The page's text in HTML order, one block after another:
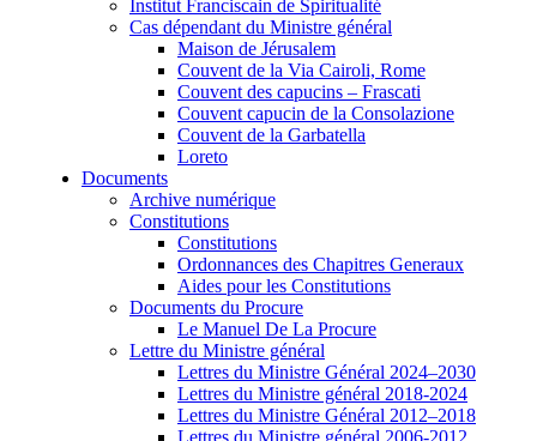
Institut Franciscain de Spiritualité
Cas dépendant du Ministre général
Maison de Jérusalem
Couvent de la Via Cairoli, Rome
Couvent des capucins – Frascati
Couvent capucin de la Consolazione
Couvent de la Garbatella
Loreto
Documents
Archive numérique
Constitutions
Constitutions
Ordonnances des Chapitres Generaux
Aides pour les Constitutions
Documents du Procure
Le Manuel De La Procure
Lettre du Ministre général
Lettres du Ministre Général 2024–2030
Lettres du Ministre général 2018-2024
Lettres du Ministre Général 2012–2018
Lettres du Ministre général 2006-2012